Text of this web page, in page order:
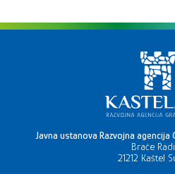
Javna ustanova Razvojna agencija
Braće
21212 Kaštel